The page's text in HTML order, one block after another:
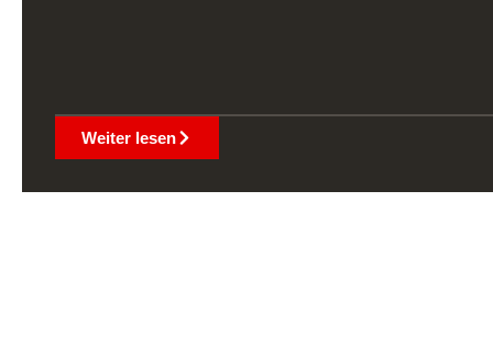
Weiter lesen